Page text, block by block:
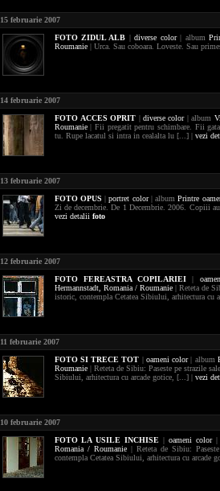
15 februarie 2007
FOTO ZIDUL ALB |diverse color| album
Roumanie| Urca. Sau coboara. Loveste. Sau
14 februarie 2007
FOTO ACCES OPRIT |diverse color| album
Roumanie| Fii pregatit pentru schimbare. Fii
tu. Rupe lacatul si intra in cealalta lu [...] | vezi
13 februarie 2007
FOTO OPUS |portret color| albumPrintre
Zi de decembrie. De 1 Decembrie. 2006. Copiii
vezi detalii foto
12 februarie 2007
FOTO
FEREASTRA COPILARIEI |
Hermannstadt, Romania / Roumanie| Reteta de
istoric, contempla Cetatea Sibiului, arhitectura cu
11 februarie 2007
FOTO SI TRECE TOT | oameni color| album
Roumanie| Reteta de Sibiu: Paseste pe strazile
Sibiului, arhitectura cu arcade gotice, [...] | vezi
10 februarie 2007
FOTO LA USILE INCHISE | oameni color|
Romania / Roumanie| Reteta de Sibiu:
contempla Cetatea Sibiului, arhitectura cu arcade